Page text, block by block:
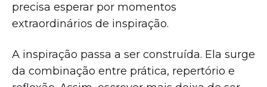
precisa esperar por momentos
extraordinários de inspiração.
A inspiração passa a ser construída. Ela surge
da combinação entre prática, repertório e